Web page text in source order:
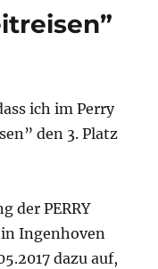
ich im Perry
den 3. Platz
der PERRY
Ingenhoven
dazu auf,